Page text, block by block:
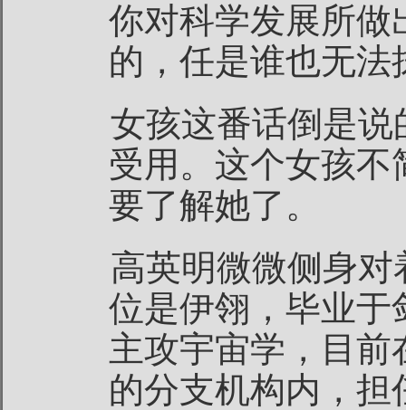
你对科学发展所做
的，任是谁也无法
女孩这番话倒是
受用。这个女孩
要了解她了。
高英明微微侧身
位是伊翎，毕业于
主攻宇宙学，目
的分支机构内，担